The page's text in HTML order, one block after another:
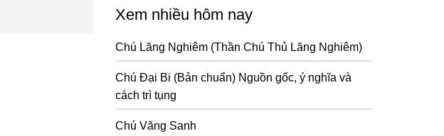
Xem nhiều hôm nay
Chú Lăng Nghiêm (Thần Chú Thủ Lăng Nghiêm)
Chú Đại Bi (Bản chuẩn) Nguồn gốc, ý nghĩa và
cách trì tụng
Chú Vãng Sanh